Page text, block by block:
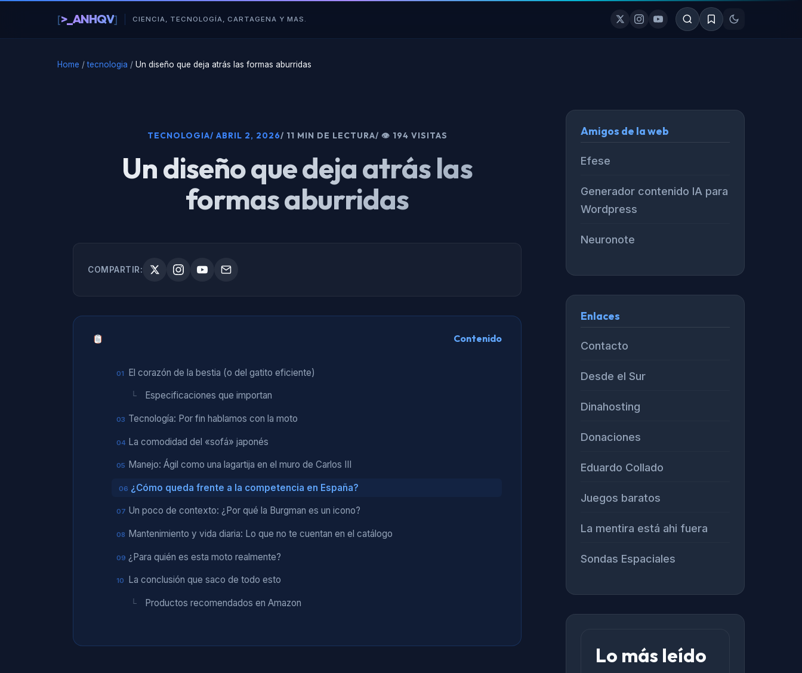
[>_ANHQV] CIENCIA, TECNOLOGÍA, CARTAGENA Y MAS.
Home / tecnologia / Un diseño que deja atrás las formas aburridas
TECNOLOGIA/ ABRIL 2, 2026/ 11 MIN DE LECTURA/ 👁 194 VISITAS
Un diseño que deja atrás las
formas aburridas
COMPARTIR:
Contenido
El corazón de la bestia (o del gatito eficiente)
Especificaciones que importan
Tecnología: Por fin hablamos con la moto
La comodidad del «sofá» japonés
Manejo: Ágil como una lagartija en el muro de Carlos III
¿Cómo queda frente a la competencia en España?
Un poco de contexto: ¿Por qué la Burgman es un icono?
Mantenimiento y vida diaria: Lo que no te cuentan en el catálogo
¿Para quién es esta moto realmente?
La conclusión que saco de todo esto
Productos recomendados en Amazon
Amigos de la web
Efese
Generador contenido IA para
Wordpress
Neuronote
Enlaces
Contacto
Desde el Sur
Dinahosting
Donaciones
Eduardo Collado
Juegos baratos
La mentira está ahi fuera
Sondas Espaciales
Lo más leído